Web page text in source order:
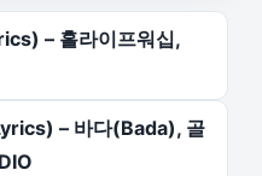
– 홀라이프워십,
– 바다(Bada), 골